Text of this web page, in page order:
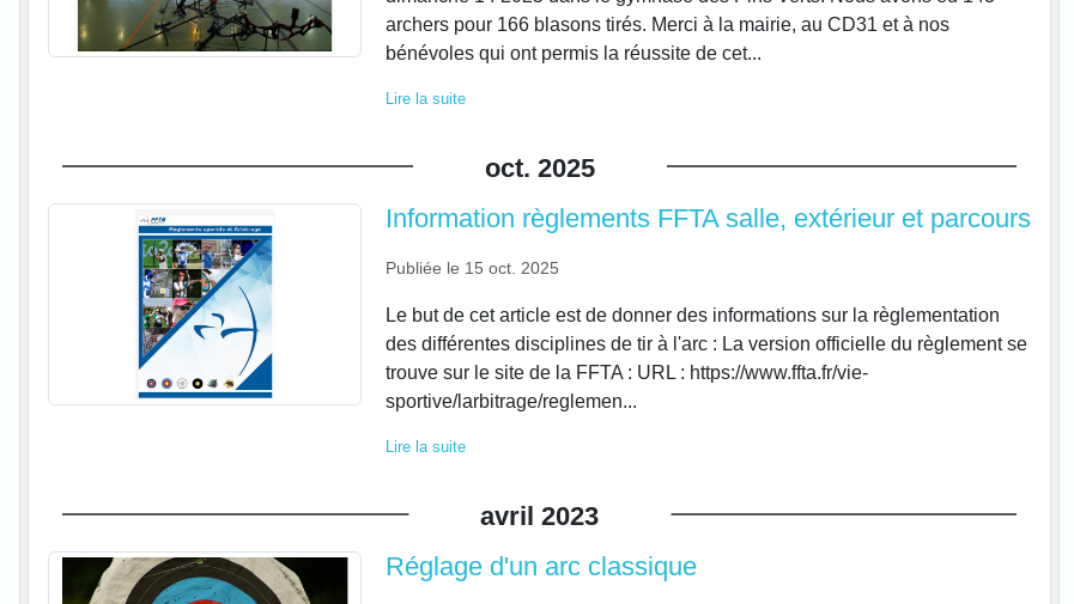
archers pour 166 blasons tirés. Merci à la mairie, au CD31 et à nos
bénévoles qui ont permis la réussite de cet...
Lire la suite
oct. 2025
Information règlements FFTA salle, extérieur et parcours
Publiée le 15 oct. 2025
Le but de cet article est de donner des informations sur la règlementation
des différentes disciplines de tir à l'arc : La version officielle du règlement se
trouve sur le site de la FFTA : URL : https://www.ffta.fr/vie-
sportive/larbitrage/reglemen...
Lire la suite
avril 2023
Réglage d'un arc classique